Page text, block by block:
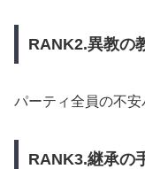
RANK2.異教の
パーティ全員の不
RANK3.継承の